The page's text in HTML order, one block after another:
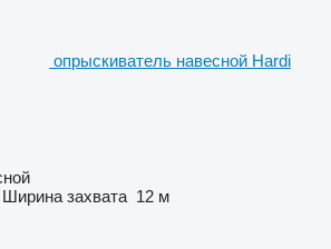
опрыскиватель навесной Hardi
Ширина захвата 12 м